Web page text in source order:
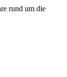
rund um die